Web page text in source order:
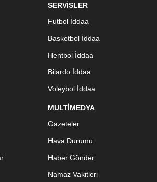
SERVİSLER
Futbol İddaa
Basketbol İddaa
Hentbol İddaa
Bilardo İddaa
Voleybol İddaa
MULTİMEDYA
Gazeteler
Hava Durumu
Haber Gönder
Namaz Vakitleri